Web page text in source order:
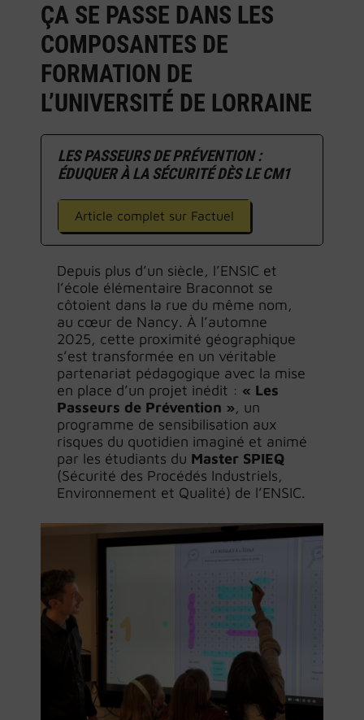
ÇA SE PASSE DANS LES
COMPOSANTES DE
FORMATION DE
L’UNIVERSITÉ DE LORRAINE
LES PASSEURS DE PRÉVENTION :
ÉDUQUER À LA SÉCURITÉ DÈS LE CM1
Article complet sur Factuel
Depuis plus d’un siècle, l’ENSIC et
l’école élémentaire Braconnot se
côtoient dans la rue du même nom,
au cœur de Nancy. À l’automne
2025, cette proximité géographique
s’est transformée en un véritable
partenariat pédagogique avec la mise
en place d’un projet inédit : « Les
Passeurs de Prévention », un
programme de sensibilisation aux
risques du quotidien imaginé et animé
par les étudiants du Master SPIEQ
(Sécurité des Procédés Industriels,
Environnement et Qualité) de l’ENSIC.